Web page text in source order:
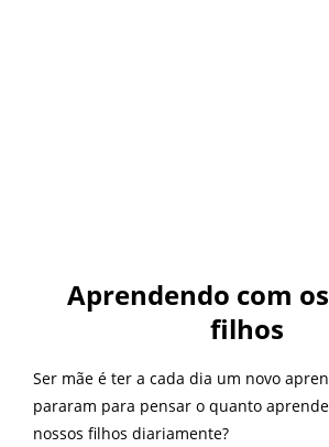
Aprendendo com
filhos
Ser mãe é ter a cada dia um novo
pararam para pensar o quanto
nossos filhos diariamente?